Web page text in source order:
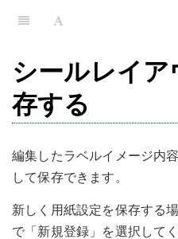
シールレイ
存する
編集したラベルイメージ内
して保存できます。
新しく用紙設定を保存する
で「新規登録」を選択してく